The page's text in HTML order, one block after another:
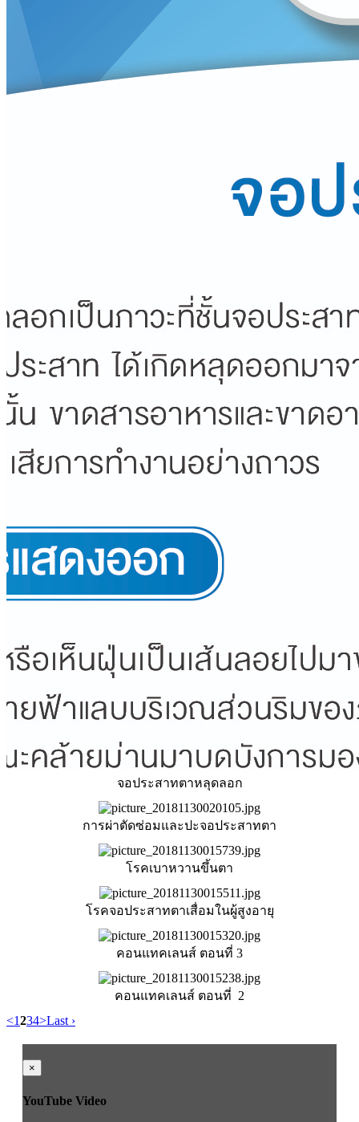
จอประสาทตาหลุดลอก
การผ่าตัดซ่อมและปะจอประสาทตา
โรคเบาหวานขึ้นตา
โรคจอประสาทตาเสื่อมในผู้สูงอายุ
คอนแทคเลนส์ ตอนที่ 3
คอนแทคเลนส์ ตอนที่ 2
<1234>Last ›
×
YouTube Video